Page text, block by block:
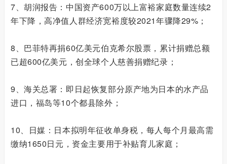
7、胡润报告：中国资产600万以上富裕家庭数量连续2
年下降，高净值人群经济宽裕度较2021年骤降29%；
8、巴菲特再捐60亿美元伯克希尔股票，累计捐赠总额
已超600亿美元，创全球个人慈善捐赠纪录；
9、海关总署：即日起恢复部分原产地为日本的水产品
进口，福岛等10个都县除外；
10、日媒：日本拟明年征收单身税，每人每个月最高需
缴纳1650日元，资金主要用于补贴育儿家庭；